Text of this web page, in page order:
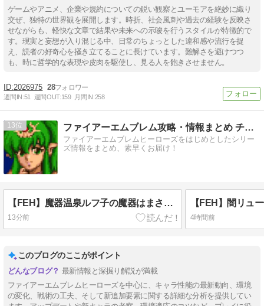
ゲームやアニメ、企業や規約についての鋭い観察とユーモアを絶妙に織り
交ぜ、独特の世界観を展開します。時折、社会風刺や過去の経験を反映さ
せながらも、軽快な文章で結果や未来への示唆を行うスタイルが特徴的で
す。現実と妄想が入り混じる中、日常のちょっとした違和感や流行を捉
え、読者の好奇心を掻き立てることに長けています。難解さを避けつつ
も、時に哲学的な表現や皮肉を駆使し、見る人を飽きさせません。
2026975 28
週間IN:51 週間OUT:159 月間IN:258
13 ファイアーエムブレム攻略・情報まとめ チキ速
ファイアーエムブレムヒーローズをはじめとしたシリー
ズ情報をまとめ、素早くお届け！
【FEH】魔器温泉ルフ子の魔器はまさかのアヒル。これが世界のことわりと生者の運命を歪める魔器かぁ
13分前 4時間前
このブログのここがポイント
最新情報と深掘り解説が満載
ファイアーエムブレムヒーローズを中心に、キャラ性能の最新動向、環境
の変化、戦術の工夫、そして新追加要素に関する詳細な分析を提供してい